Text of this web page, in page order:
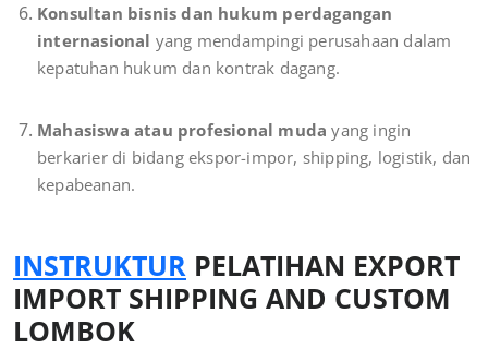
Konsultan bisnis dan hukum perdagangan
internasional yang mendampingi perusahaan dalam
kepatuhan hukum dan kontrak dagang.
Mahasiswa atau profesional muda yang ingin
berkarier di bidang ekspor-impor, shipping, logistik, dan
kepabeanan.
INSTRUKTUR PELATIHAN EXPORT
IMPORT SHIPPING AND CUSTOM
LOMBOK